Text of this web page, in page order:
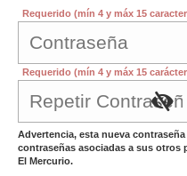
Requerido (mín 4 y máx 15
Requerido (mín 4 y máx 15
Advertencia, esta nueva
contraseñas asociadas a sus otros
El Mercurio.